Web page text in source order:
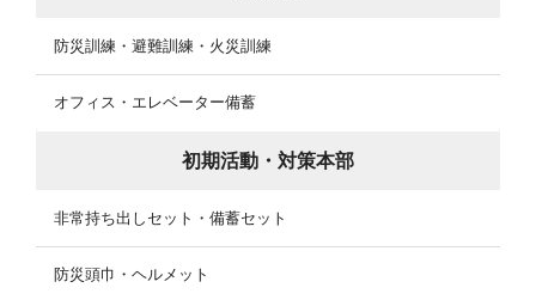
防災訓練・避難訓練・火災訓練
オフィス・エレベーター備蓄
初期活動・対策本部
非常持ち出しセット・備蓄セット
防災頭巾・ヘルメット